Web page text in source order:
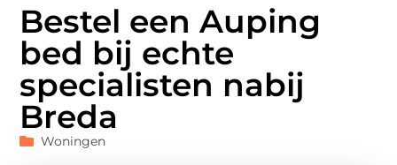
Bestel een Auping
bed bij echte
specialisten nabij
Breda
Woningen